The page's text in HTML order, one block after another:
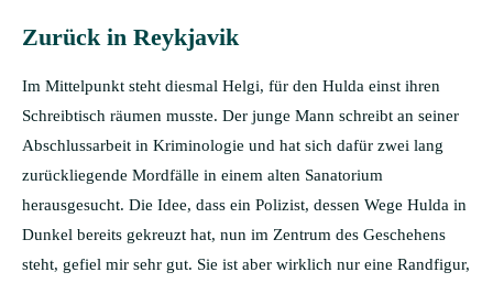
Zurück in Reykjavik
Im Mittelpunkt steht diesmal Helgi, für den Hulda einst ihren
Schreibtisch räumen musste. Der junge Mann schreibt an seiner
Abschlussarbeit in Kriminologie und hat sich dafür zwei lang
zurückliegende Mordfälle in einem alten Sanatorium
herausgesucht. Die Idee, dass ein Polizist, dessen Wege Hulda in
Dunkel bereits gekreuzt hat, nun im Zentrum des Geschehens
steht, gefiel mir sehr gut. Sie ist aber wirklich nur eine Randfigur,